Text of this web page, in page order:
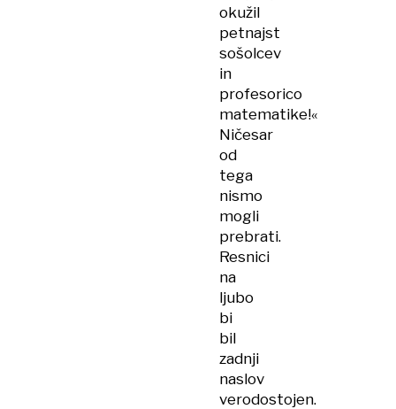
okužil
petnajst
sošolcev
in
profesorico
matematike!«
Ničesar
od
tega
nismo
mogli
prebrati.
Resnici
na
ljubo
bi
bil
zadnji
naslov
verodostojen.